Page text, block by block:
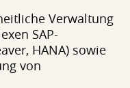
Verwaltung
SAP-
HANA) sowie
von